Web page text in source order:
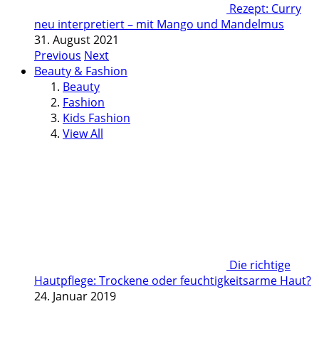
Rezept: Curry
neu interpretiert – mit Mango und Mandelmus
31. August 2021
Previous Next
Beauty & Fashion
Beauty
Fashion
Kids Fashion
View All
Die richtige
Hautpflege: Trockene oder feuchtigkeitsarme Haut?
24. Januar 2019